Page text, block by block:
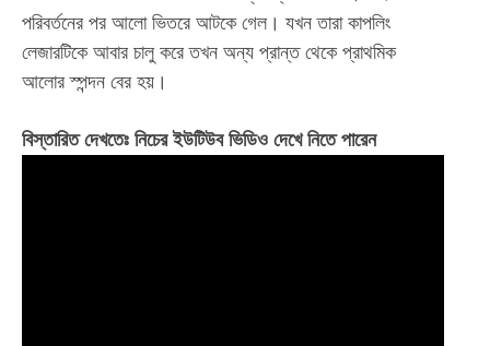
পরিবর্তনের পর আলো ভিতরে আটকে গেল। যখন তারা কাপলিং
লেজারটিকে আবার চালু করে তখন অন্য প্রান্ত থেকে প্রাথমিক
আলোর স্পন্দন বের হয়।
বিস্তারিত দেখতেঃ নিচের ইউটিউব ভিডিও দেখে নিতে পারেন